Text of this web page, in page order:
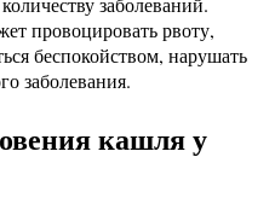
провоцировать рвоту,
беспокойством, нарушать
заболевания.
кашля у